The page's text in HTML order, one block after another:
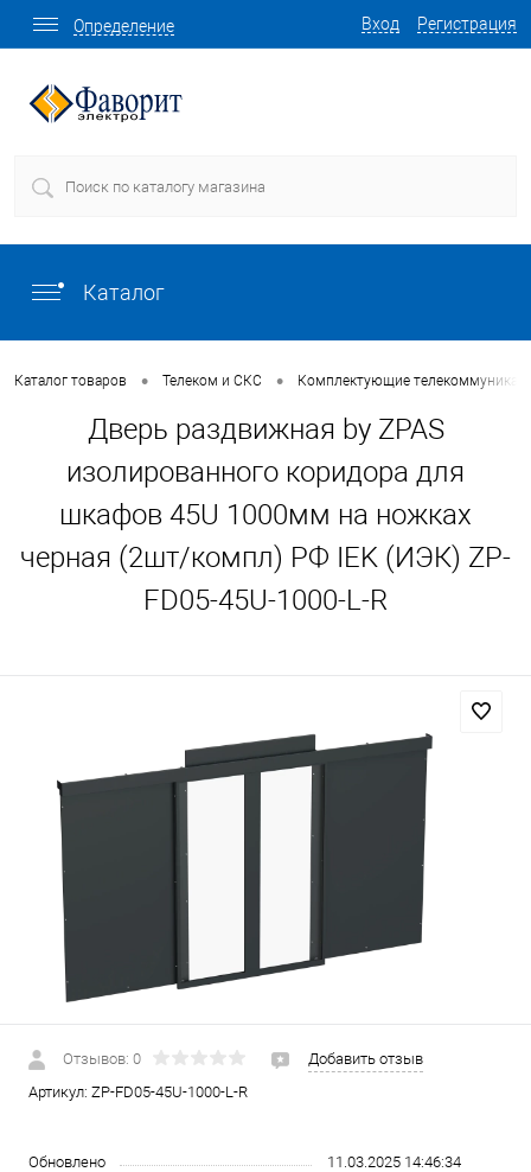
Вход Регистрация
Определение
Каталог
Каталог товаров • Телеком и СКС • Комплектующие
Дверь раздвижная by ZPAS
изолированного коридора для
шкафов 45U 1000мм на ножках
черная (2шт/компл) РФ IEK (ИЭК) ZP-
FD05-45U-1000-L-R
Отзывов: 0
Добавить отзыв
Артикул: ZP-FD05-45U-1000-L-R
Обновлено 11.03.2025 14:46:34